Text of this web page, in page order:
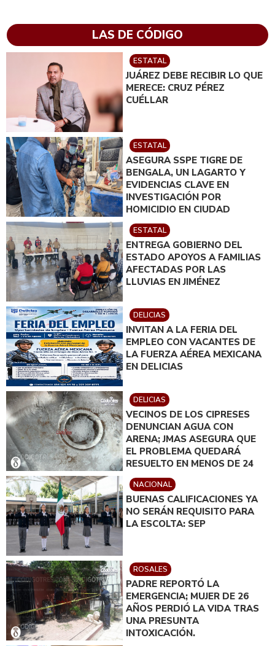
LAS DE CÓDIGO
ESTATAL
JUÁREZ DEBE RECIBIR LO QUE
MERECE: CRUZ PÉREZ
CUÉLLAR
ESTATAL
ASEGURA SSPE TIGRE DE
BENGALA, UN LAGARTO Y
EVIDENCIAS CLAVE EN
INVESTIGACIÓN POR
HOMICIDIO EN CIUDAD
JUÁREZ; EN CATEO
INSTRUIDO POR GILBERTO
LOYA
ESTATAL
ENTREGA GOBIERNO DEL
ESTADO APOYOS A FAMILIAS
AFECTADAS POR LAS
LLUVIAS EN JIMÉNEZ
DELICIAS
INVITAN A LA FERIA DEL
EMPLEO CON VACANTES DE
LA FUERZA AÉREA MEXICANA
EN DELICIAS
DELICIAS
VECINOS DE LOS CIPRESES
DENUNCIAN AGUA CON
ARENA; JMAS ASEGURA QUE
EL PROBLEMA QUEDARÁ
RESUELTO EN MENOS DE 24
HORAS
NACIONAL
BUENAS CALIFICACIONES YA
NO SERÁN REQUISITO PARA
LA ESCOLTA: SEP
ROSALES
PADRE REPORTÓ LA
EMERGENCIA; MUJER DE 26
AÑOS PERDIÓ LA VIDA TRAS
UNA PRESUNTA
INTOXICACIÓN.